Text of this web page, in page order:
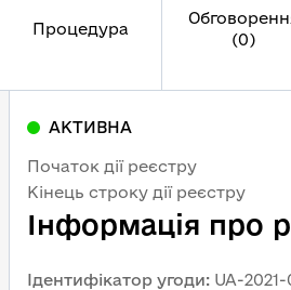
Процедура
(0)
Інформація про
Ідентифікатор угоди: UA-
АКТИВНА
Початок дії реєстру
Кінець строку дії реєстру